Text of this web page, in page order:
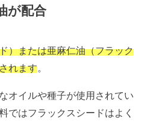
が配合
）または亜麻仁油（フラック
れます。
オイルや種子が使用されてい
ではフラックスシードはよく